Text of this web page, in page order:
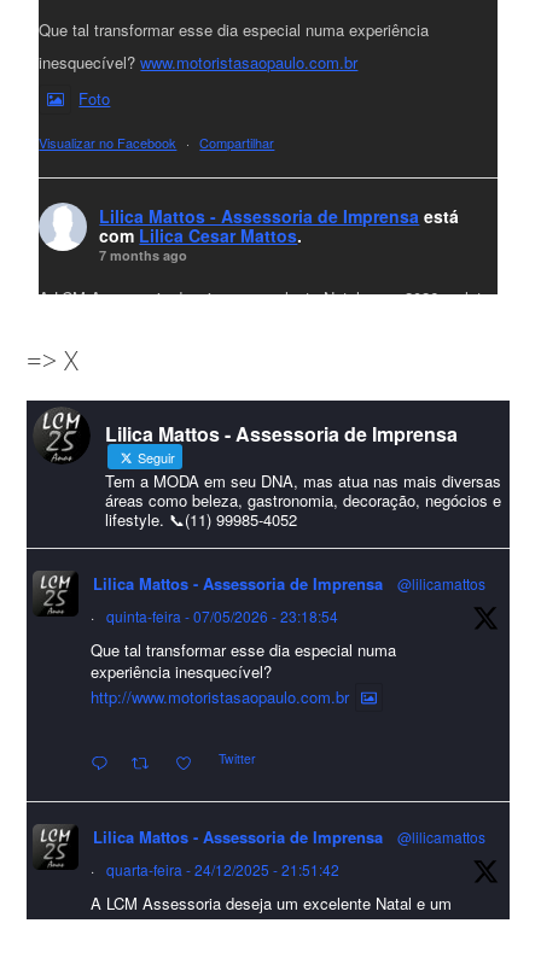
Que tal transformar esse dia especial numa experiência
inesquecível?www.motoristasaopaulo.com.br
Foto
Visualizar no Facebook · Compartilhar
Lilica Mattos - Assessoria de Imprensa está
com Lilica Cesar Mattos.
7 months ago
A LCM Assessoria deseja um excelente Natal e um 2026 repleto
amigos que sempre nos acompanham!🎄✨🥂❤️
#lcmassessoriassessoria#natal #merrychristmas #felizanonovo
#HappyNewYear
Foto
Visualizar no Facebook · Compartilhar
Lilica Mattos - Assessoria de Imprensa
9 months ago
A Abrafas - Associação Brasileira de Fibras Artificiais e
Sintéticas foi destaque na Revista Química e Derivados, na
incertezas do mercado global".
Confira detalhes 🗞📰📈
#sustentabilidade #FibrasSintéticas #EconomiaCircular #Abrafas
#IndústriaTêxtil
Foto
=> X
Lilica Mattos - Assessoria de Imprensa
Seguir
Tem a MODA em seu DNA, mas atua nas mais diversas
áreas como beleza, gastronomia, decoração, negócios e
lifestyle. 📞(11) 99985-4052
Lilica Mattos - Assessoria de Imprensa
@lilicamattos
·
quinta-feira - 07/05/2026 - 23:18:54
Que tal transformar esse dia especial numa
experiência inesquecível?
http://www.motoristasaopaulo.com.br
Twitter
Lilica Mattos - Assessoria de Imprensa
@lilicamattos
·
quarta-feira - 24/12/2025 - 21:51:42
A LCM Assessoria deseja um excelente Natal e um
2026 repleto de conquistas e realizações para todos